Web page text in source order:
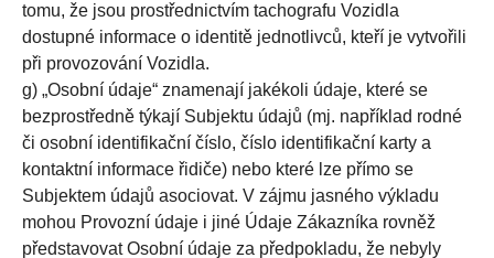
tomu, že jsou prostřednictvím tachografu Vozidla
dostupné informace o identitě jednotlivců, kteří je vytvořili
při provozování Vozidla.
g) „Osobní údaje“ znamenají jakékoli údaje, které se
bezprostředně týkají Subjektu údajů (mj. například rodné
či osobní identifikační číslo, číslo identifikační karty a
kontaktní informace řidiče) nebo které lze přímo se
Subjektem údajů asociovat. V zájmu jasného výkladu
mohou Provozní údaje i jiné Údaje Zákazníka rovněž
představovat Osobní údaje za předpokladu, že nebyly